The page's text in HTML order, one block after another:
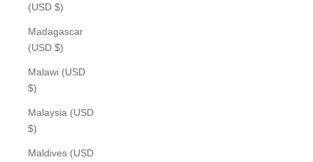
(USD $)
Madagascar
(USD $)
Malawi (USD
$)
Malaysia (USD
$)
Maldives (USD